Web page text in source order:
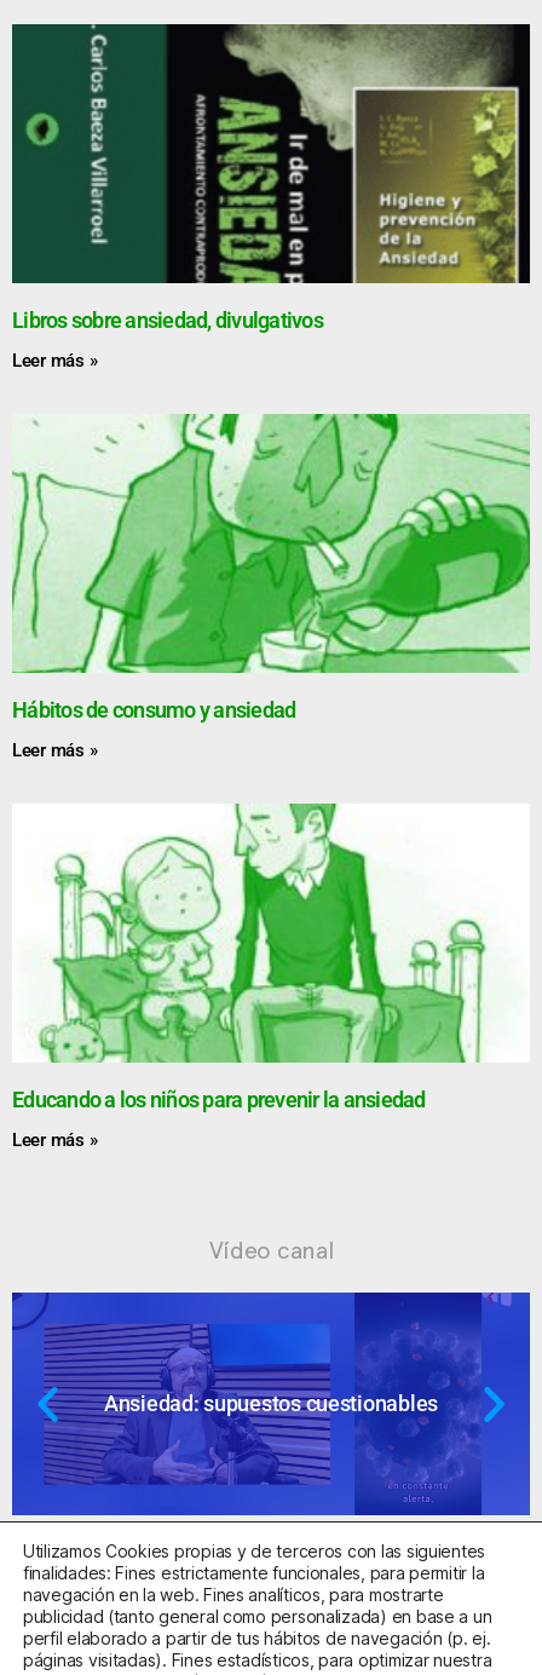
Libros sobre ansiedad, divulgativos
Leer más »
Hábitos de consumo y ansiedad
Leer más »
Educando a los niños para prevenir la ansiedad
Leer más »
Vídeo canal
Ansiedad: supuestos cuestionables
Centro Sanitario Autorizado con el código E08737002
Utilizamos Cookies propias y de terceros con las siguientes
finalidades: Fines estrictamente funcionales, para permitir la
navegación en la web. Fines analíticos, para mostrarte
publicidad (tanto general como personalizada) en base a un
perfil elaborado a partir de tus hábitos de navegación (p. ej.
páginas visitadas). Fines estadísticos, para optimizar nuestra